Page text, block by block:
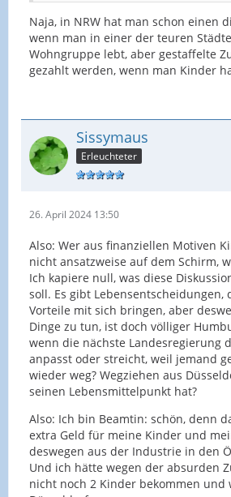
Naja, in NRW hat man schon einen
wenn man in einer der teuren
Wohngruppe lebt, aber gestaffelte
gezahlt werden, wenn man Kinder
Sissymaus
Erleuchteter
26. April 2024 13:50
Also: Wer aus finanziellen Motiven
nicht ansatzweise auf dem Schirm,
Ich kapiere null, was diese
soll. Es gibt Lebensentscheidungen,
Vorteile mit sich bringen, aber
Dinge zu tun, ist doch völliger
wenn die nächste Landesregierung
anpasst oder streicht, weil jemand
wieder weg? Wegziehen aus
seinen Lebensmittelpunkt hat?
Also: Ich bin Beamtin: schön, denn
extra Geld für meine Kinder und
deswegen aus der Industrie in den
Und ich hätte wegen der absurden
nicht noch 2 Kinder bekommen und